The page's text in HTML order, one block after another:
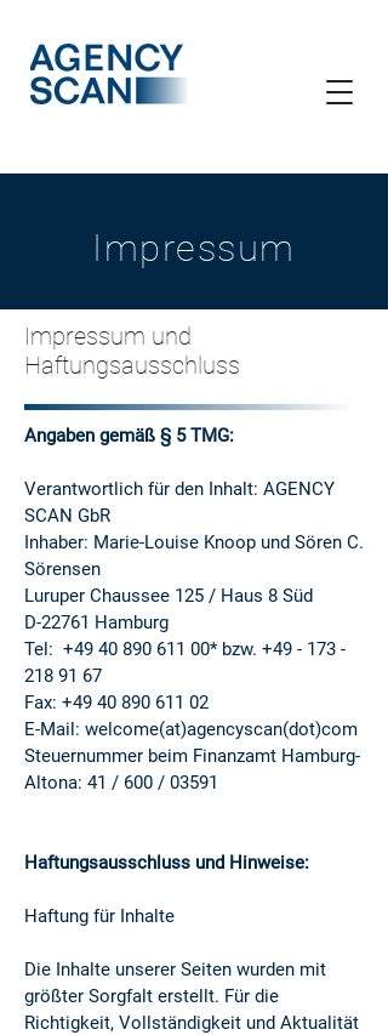
Impressum
Impressum und
Haftungsausschluss
Angaben gemäß § 5 TMG:
Verantwortlich für den Inhalt: AGENCY
SCAN GbR
Inhaber: Marie-Louise Knoop und Sören C.
Sörensen
Luruper Chaussee 125 / Haus 8 Süd
D-22761 Hamburg
Tel: +49 40 890 611 00* bzw. +49 - 173 -
218 91 67
Fax: +49 40 890 611 02
E-Mail: welcome(at)agencyscan(dot)com
Steuernummer beim Finanzamt Hamburg-
Altona: 41 / 600 / 03591
Haftungsausschluss und Hinweise:
Haftung für Inhalte
Die Inhalte unserer Seiten wurden mit
größter Sorgfalt erstellt. Für die
Richtigkeit, Vollständigkeit und Aktualität